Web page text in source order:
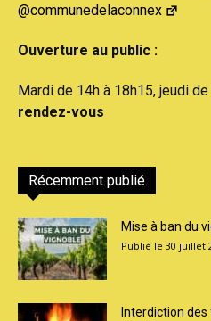
@communedelaconnex
Ouverture au public :
Mardi de 14h à 18h15, jeudi
rendez-vous
Récemment publié
Mise à ban du
30 juillet
Interdiction